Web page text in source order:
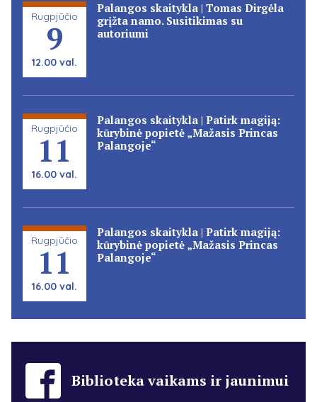
Rugpjūčio
9
12.00 val.
Palangos skaitykla | Tomas Dirgėla
grįžta namo. Susitikimas su
autoriumi
Rugpjūčio
11
16.00 val.
Palangos skaitykla | Patirk magiją:
kūrybinė popietė „Mažasis Princas
Palangoje“
Rugpjūčio
11
16.00 val.
Palangos skaitykla | Patirk magiją:
kūrybinė popietė „Mažasis Princas
Palangoje“
Biblioteka vaikams ir jaunimui